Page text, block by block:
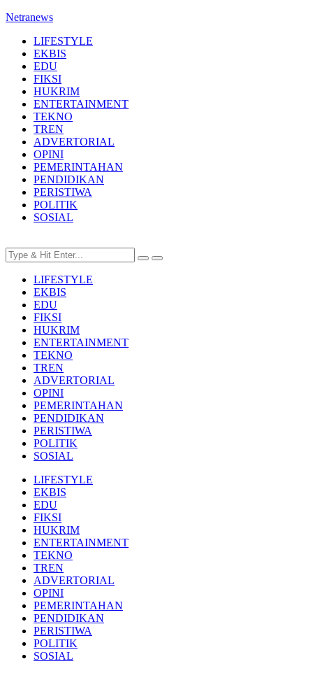
Netranews
LIFESTYLE
EKBIS
EDU
FIKSI
HUKRIM
ENTERTAINMENT
TEKNO
TREN
ADVERTORIAL
OPINI
PEMERINTAHAN
PENDIDIKAN
PERISTIWA
POLITIK
SOSIAL
LIFESTYLE
EKBIS
EDU
FIKSI
HUKRIM
ENTERTAINMENT
TEKNO
TREN
ADVERTORIAL
OPINI
PEMERINTAHAN
PENDIDIKAN
PERISTIWA
POLITIK
SOSIAL
LIFESTYLE
EKBIS
EDU
FIKSI
HUKRIM
ENTERTAINMENT
TEKNO
TREN
ADVERTORIAL
OPINI
PEMERINTAHAN
PENDIDIKAN
PERISTIWA
POLITIK
SOSIAL